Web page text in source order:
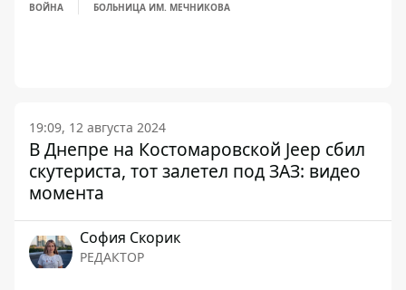
ВОЙНА БОЛЬНИЦА ИМ. МЕЧНИКОВА
19:09, 12 августа 2024
В Днепре на Костомаровской Jeep сбил
скутериста, тот залетел под ЗАЗ: видео
момента
София Скорик
РЕДАКТОР